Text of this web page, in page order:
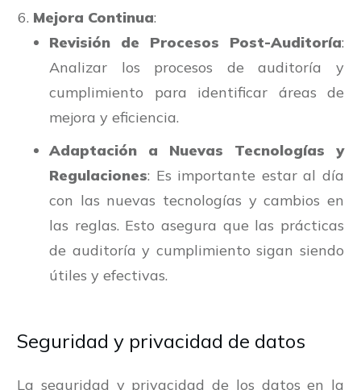
Mejora Continua:
Revisión de Procesos Post-Auditoría:
Analizar los procesos de auditoría y
cumplimiento para identificar áreas de
mejora y eficiencia.
Adaptación a Nuevas Tecnologías y
Regulaciones: Es importante estar al día
con las nuevas tecnologías y cambios en
las reglas. Esto asegura que las prácticas
de auditoría y cumplimiento sigan siendo
útiles y efectivas.
Seguridad y privacidad de datos
La seguridad y privacidad de los datos en la